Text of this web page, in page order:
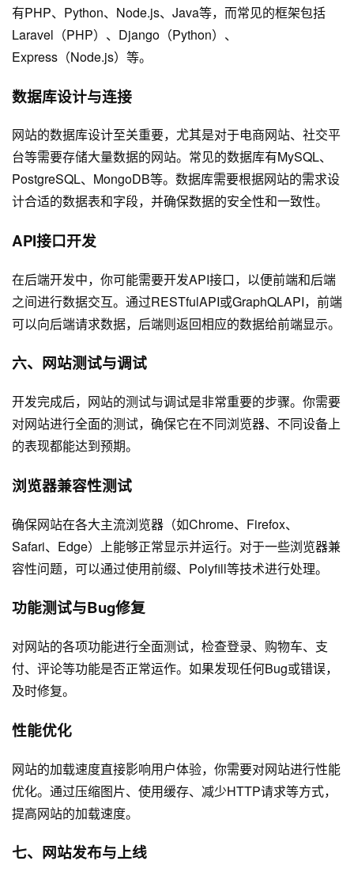
有PHP、Python、Node.js、Java等，而常见的框架包括
Laravel（PHP）、Django（Python）、
Express（Node.js）等。
数据库设计与连接
网站的数据库设计至关重要，尤其是对于电商网站、社交平
台等需要存储大量数据的网站。常见的数据库有MySQL、
PostgreSQL、MongoDB等。数据库需要根据网站的需求设
计合适的数据表和字段，并确保数据的安全性和一致性。
API接口开发
在后端开发中，你可能需要开发API接口，以便前端和后端
之间进行数据交互。通过RESTfulAPI或GraphQLAPI，前端
可以向后端请求数据，后端则返回相应的数据给前端显示。
六、网站测试与调试
开发完成后，网站的测试与调试是非常重要的步骤。你需要
对网站进行全面的测试，确保它在不同浏览器、不同设备上
的表现都能达到预期。
浏览器兼容性测试
确保网站在各大主流浏览器（如Chrome、Firefox、
Safari、Edge）上能够正常显示并运行。对于一些浏览器兼
容性问题，可以通过使用前缀、Polyfill等技术进行处理。
功能测试与Bug修复
对网站的各项功能进行全面测试，检查登录、购物车、支
付、评论等功能是否正常运作。如果发现任何Bug或错误，
及时修复。
性能优化
网站的加载速度直接影响用户体验，你需要对网站进行性能
优化。通过压缩图片、使用缓存、减少HTTP请求等方式，
提高网站的加载速度。
七、网站发布与上线